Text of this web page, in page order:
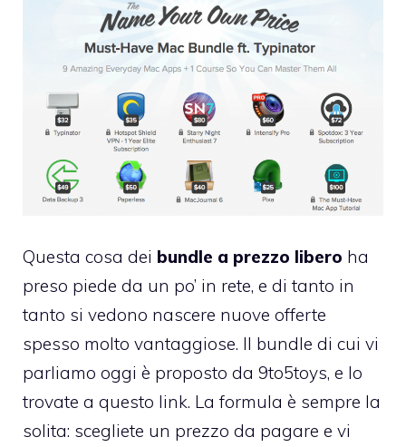
Questa cosa dei bundle a prezzo libero ha
preso piede da un po’ in rete, e di tanto in
tanto si vedono nascere nuove offerte
spesso molto vantaggiose. Il bundle di cui vi
parliamo oggi è proposto da 9to5toys, e lo
trovate a questo link. La formula è sempre la
solita: scegliete un prezzo da pagare e vi